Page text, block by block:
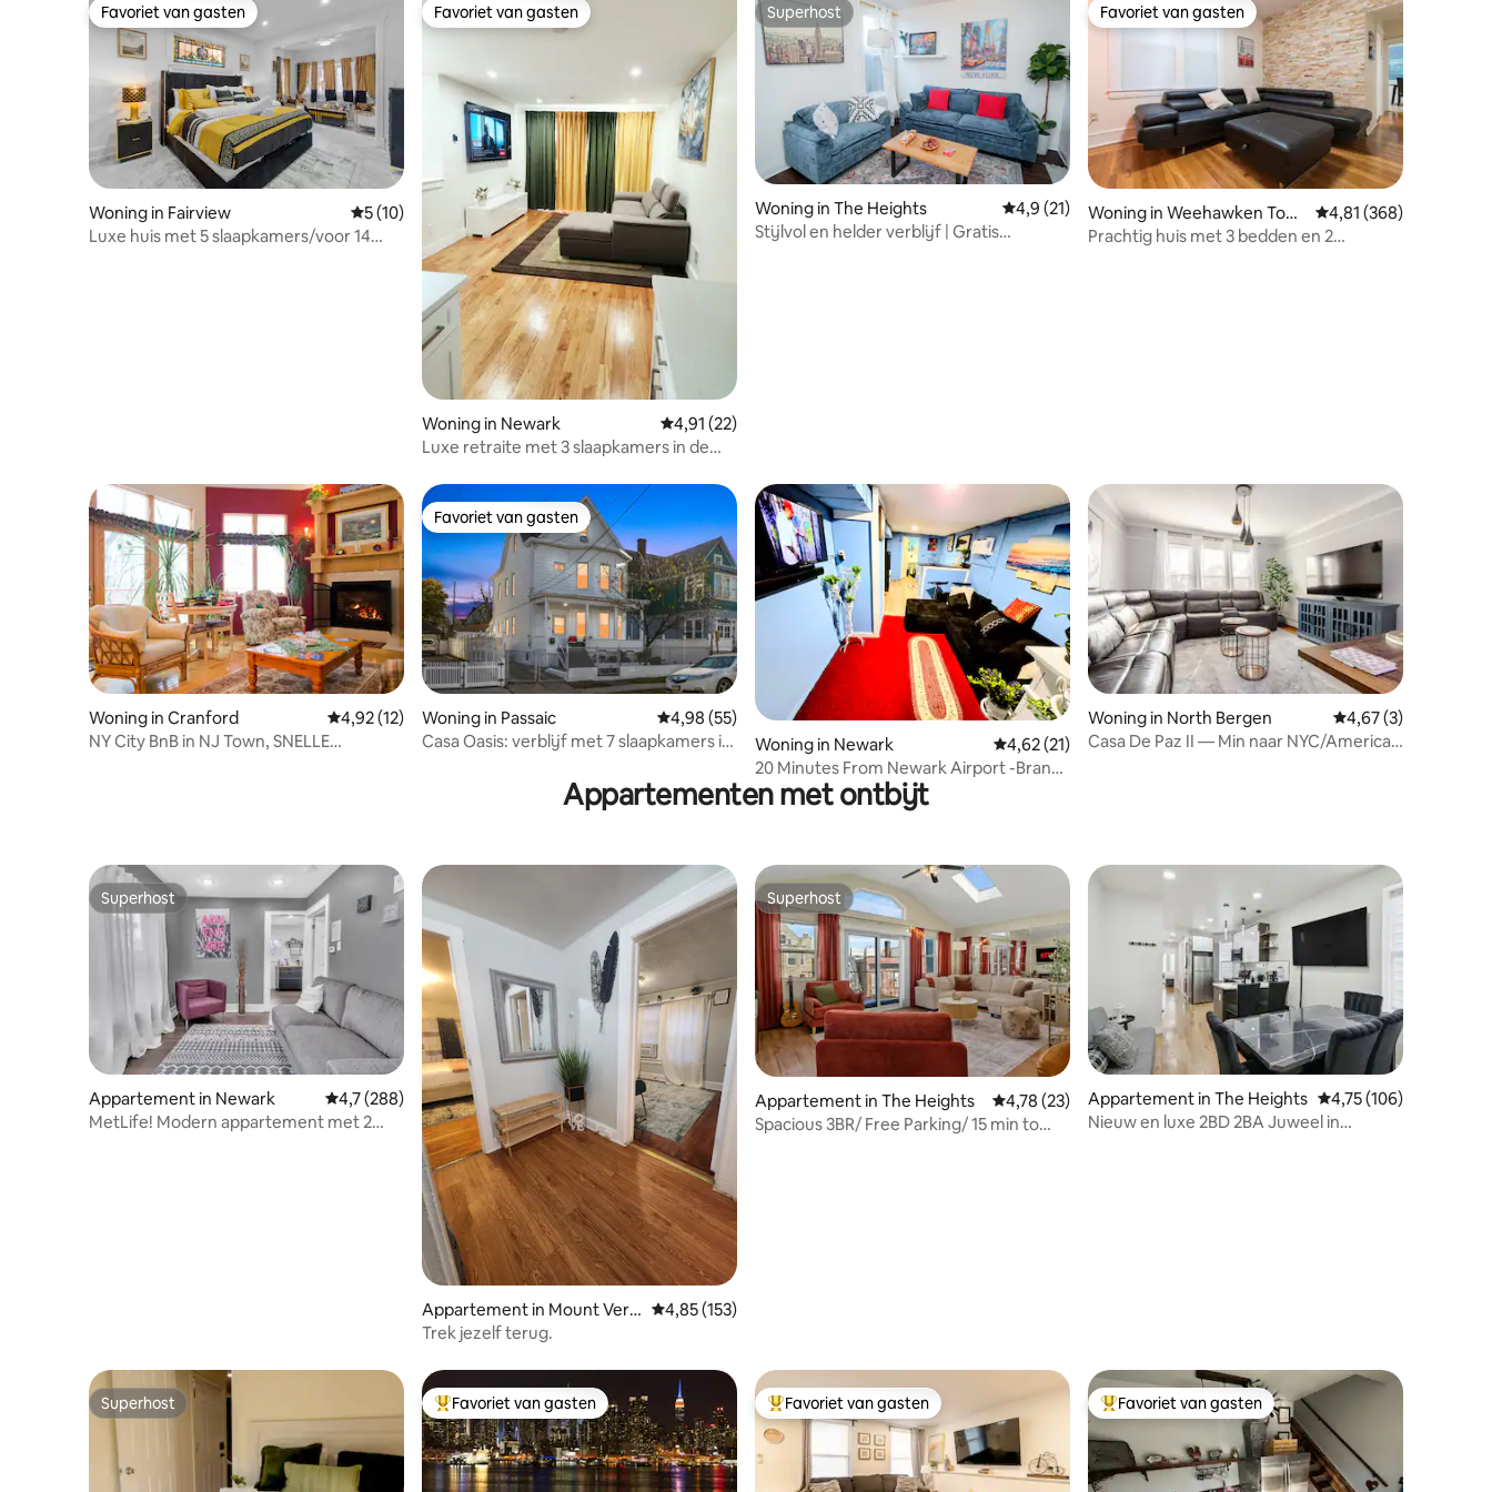
Favoriet van gasten
Favoriet van gasten
Woning in Fairview Gemiddelde beoordeling van 5 op 5, 10 recensies
5 (10)
Luxe huis met 5 slaapkamers/voor 14
Favoriet van gasten
Favoriet van gasten
Woning in Newark Gemiddelde beoordeling van 4,91 op 5, 22 recensies
4,91 (22)
Luxe retraite met 3 slaapkamers in de
Superhost
Superhost
Woning in The Heights Gemiddelde beoordeling van 4,9 op 5, 21 recensies
4,9 (21)
Stijlvol en helder verblijf | Gratis
Favoriet van gasten
Favoriet van gasten
Woning in Weehawken Tow
nship
Gemiddelde
4,81 (368)
Prachtig huis met 3 bedden en 2
Woning in Cranford Gemiddelde beoordeling van 4,92 op 5, 12 recensies
4,92 (12)
NY City BnB in NJ Town, SNELLE
Favoriet van gasten
Favoriet van gasten
Woning in Passaic Gemiddelde beoordeling van 4,98 op 5, 55 recensies
4,98 (55)
Casa Oasis: verblijf met 7 slaapkamers in
Woning in Newark Gemiddelde beoordeling van 4,62 op 5, 21 recensies
4,62 (21)
20 Minutes From Newark Airport -Branch
Brook Park
Woning in North Bergen Gemiddelde
4,67 (3)
Casa De Paz II — Min naar NYC/American
Appartementen met ontbijt
Superhost
Superhost
Appartement in Newark Gemiddelde beoordeling van 4,7 op 5, 288 recensies
4,7 (288)
MetLife! Modern appartement met 2
Appartement in Mount Vern
on
Gemiddelde beoordeling van 4,85 op 5, 153 recensies
4,85 (153)
Trek jezelf terug.
Superhost
Superhost
Appartement in The Heights Gemiddelde beoordeling van 4,78 op 5, 23 recensies
4,78 (23)
Spacious 3BR/ Free Parking/ 15 min to
Appartement in The Heights Gemiddelde
4,75 (106)
Nieuw en luxe 2BD 2BA Juweel in
Superhost
Superhost Topfavoriet van gasten
Favoriet van gasten Topfavoriet van gasten
Favoriet van gasten Topfavoriet van gasten
Favoriet van gasten